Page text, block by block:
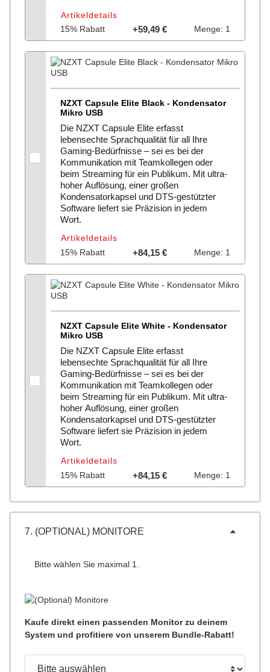
Artikeldetails
15% Rabatt
+59,49 € Menge: 1
NZXT Capsule Elite Black - Kondensator
Mikro USB
Die NZXT Capsule Elite erfasst
lebensechte Sprachqualität für all Ihre
Gaming-Bedürfnisse – sei es bei der
Kommunikation mit Teamkollegen oder
beim Streaming für ein Publikum. Mit ultra-
hoher Auflösung, einer großen
Kondensatorkapsel und DTS-gestützter
Software liefert sie Präzision in jedem
Wort.
Artikeldetails
15% Rabatt
+84,15 € Menge: 1
NZXT Capsule Elite White - Kondensator
Mikro USB
Die NZXT Capsule Elite erfasst
lebensechte Sprachqualität für all Ihre
Gaming-Bedürfnisse – sei es bei der
Kommunikation mit Teamkollegen oder
beim Streaming für ein Publikum. Mit ultra-
hoher Auflösung, einer großen
Kondensatorkapsel und DTS-gestützter
Software liefert sie Präzision in jedem
Wort.
Artikeldetails
15% Rabatt
+84,15 € Menge: 1
7. (OPTIONAL) MONITORE
Bitte wählen Sie maximal 1.
Kaufe direkt einen passenden Monitor zu deinem
System und profitiere von unserem Bundle-Rabatt!
Konfigurieren